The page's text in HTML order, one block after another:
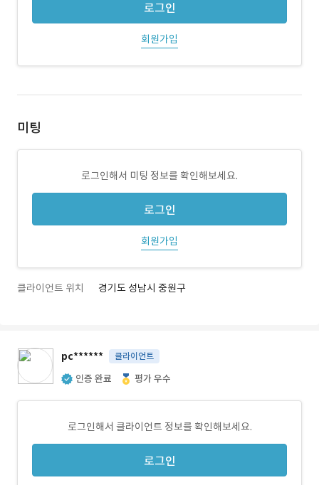
로그인
회원가입
미팅
로그인해서 미팅 정보를 확인해보세요.
로그인
회원가입
클라이언트 위치 경기도 성남시 중원구
pc****** 클라이언트
인증 완료 평가 우수
로그인해서 클라이언트 정보를 확인해보세요.
로그인